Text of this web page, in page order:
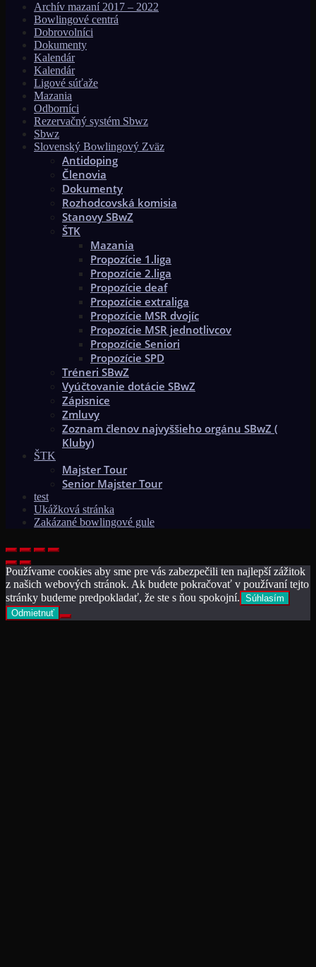
Archív mazaní 2017 – 2022
Bowlingové centrá
Dobrovolníci
Dokumenty
Kalendár
Kalendár
Ligové súťaže
Mazania
Odborníci
Rezervačný systém Sbwz
Sbwz
Slovenský Bowlingový Zväz
Antidoping
Členovia
Dokumenty
Rozhodcovská komisia
Stanovy SBwZ
ŠTK
Mazania
Propozície 1.liga
Propozície 2.liga
Propozície deaf
Propozície extraliga
Propozície MSR dvojíc
Propozície MSR jednotlivcov
Propozície Seniori
Propozície SPD
Tréneri SBwZ
Vyúčtovanie dotácie SBwZ
Zápisnice
Zmluvy
Zoznam členov najvyššieho orgánu SBwZ (
Kluby)
ŠTK
Majster Tour
Senior Majster Tour
test
Ukážková stránka
Zakázané bowlingové gule
Používame cookies aby sme pre vás zabezpečili ten najlepší zážitok
z našich webových stránok. Ak budete pokračovať v používaní tejto
stránky budeme predpokladať, že ste s ňou spokojní. Súhlasím
Odmietnuť